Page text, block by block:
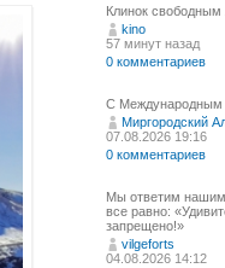
Клинок свободным
kino
57 минут назад
0 комментариев
С Международным
Миргородский
07.08.2026 19:16
0 комментариев
Мы ответим
все равно:
запрещено!»
vilgeforts
04.08.2026 14:12